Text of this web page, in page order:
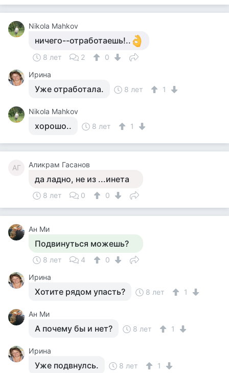
Nikola Mahkov
ничего--отработаешь!..
8 лет 2
0
Ирина
Уже отработала. 8 лет 1
Nikola Mahkov
хорошо.. 8 лет 1
АГ Аликрам Гасанов
да ладно, не из ...инета
8 лет 0 0
Ан Ми
Подвинуться можешь?
8 лет 4
0
Ирина
Хотите рядом упасть? 8 лет 1
Ан Ми
А почему бы и нет? 8 лет 1
Ирина
Уже подвнулсь. 8 лет 1